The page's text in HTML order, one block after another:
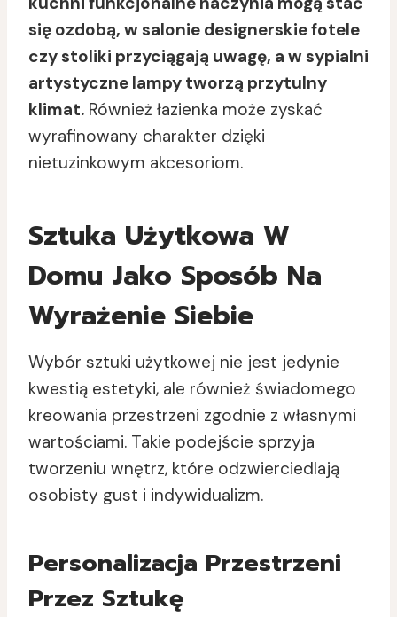
się ozdobą, w salonie designerskie fotele
czy stoliki przyciągają uwagę, a w sypialni
artystyczne lampy tworzą przytulny
klimat. Również łazienka może zyskać
wyrafinowany charakter dzięki
nietuzinkowym akcesoriom.
Sztuka Użytkowa W
Domu Jako Sposób Na
Wyrażenie Siebie
Wybór sztuki użytkowej nie jest jedynie
kwestią estetyki, ale również świadomego
kreowania przestrzeni zgodnie z własnymi
wartościami. Takie podejście sprzyja
tworzeniu wnętrz, które odzwierciedlają
osobisty gust i indywidualizm.
Personalizacja Przestrzeni
Przez Sztukę